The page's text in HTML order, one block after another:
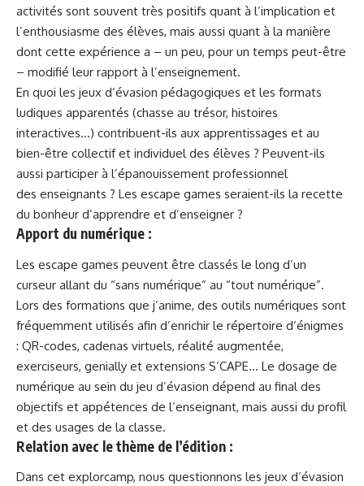
activités sont souvent très positifs quant à l’implication et
l’enthousiasme des élèves, mais aussi quant à la manière
dont cette expérience a – un peu, pour un temps peut-être
– modifié leur rapport à l’enseignement.
En quoi les jeux d’évasion pédagogiques et les formats
ludiques apparentés (chasse au trésor, histoires
interactives…) contribuent-ils aux apprentissages et au
bien-être collectif et individuel des élèves ? Peuvent-ils
aussi participer à l’épanouissement professionnel
des enseignants ? Les escape games seraient-ils la recette
du bonheur d’apprendre et d’enseigner ?
Apport du numérique :
Les escape games peuvent être classés le long d’un
curseur allant du “sans numérique” au “tout numérique”.
Lors des formations que j’anime, des outils numériques sont
fréquemment utilisés afin d’enrichir le répertoire d’énigmes
: QR-codes, cadenas virtuels, réalité augmentée,
exerciseurs, genially et extensions S’CAPE… Le dosage de
numérique au sein du jeu d’évasion dépend au final des
objectifs et appétences de l’enseignant, mais aussi du profil
et des usages de la classe.
Relation avec le thème de l’édition :
Dans cet explorcamp, nous questionnons les jeux d’évasion